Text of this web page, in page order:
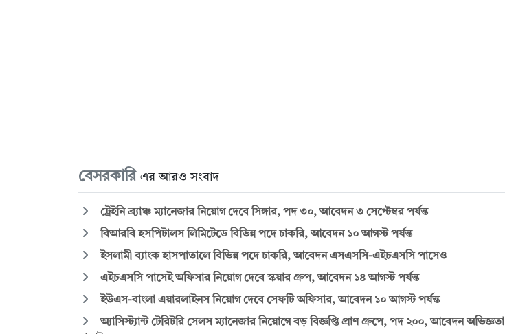
বেসরকারি এর আরও সংবাদ
ট্রেইনি ব্র্যাঞ্চ ম্যানেজার নিয়োগ দেবে সিঙ্গার, পদ ৩০, আবেদন ৩ সেপ্টেম্বর পর্যন্ত
বিআরবি হসপিটালস লিমিটেডে বিভিন্ন পদে চাকরি, আবেদন ১০ আগস্ট পর্যন্ত
ইসলামী ব্যাংক হাসপাতালে বিভিন্ন পদে চাকরি, আবেদন এসএসসি-এইচএসসি পাসেও
এইচএসসি পাসেই অফিসার নিয়োগ দেবে স্কয়ার গ্রুপ, আবেদন ১৪ আগস্ট পর্যন্ত
ইউএস-বাংলা এয়ারলাইনস নিয়োগ দেবে সেফটি অফিসার, আবেদন ১০ আগস্ট পর্যন্ত
অ্যাসিস্ট্যান্ট টেরিটরি সেলস ম্যানেজার নিয়োগে বড় বিজ্ঞপ্তি প্রাণ গ্রুপে, পদ ২০০, আবেদন অভিজ্ঞতা